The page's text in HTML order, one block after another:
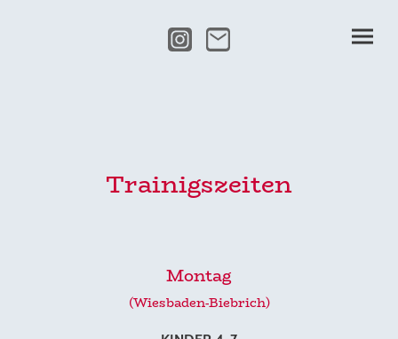
Trainigszeiten
Montag
(Wiesbaden-Biebrich)